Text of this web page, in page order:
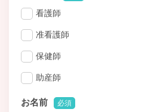
看護師
准看護師
保健師
助産師
お名前 必須